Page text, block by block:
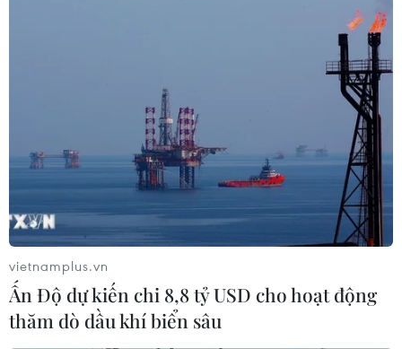
vietnamplus.vn
Ấn Độ dự kiến chi 8,8 tỷ USD cho hoạt động
thăm dò dầu khí biển sâu